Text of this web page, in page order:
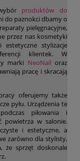
produktów do
do paznokci dbamy o
pielęgnacyjne,
przez nas kosmetyki
stylizacje
klientek. W
marki NeoNailoraz
pracę i skracają
oferujemy także
pyłu. Urządzenia te
piłowania i
powietrza w salonie.
i estetyczne, a
zarówno dla stylisty,
że sprzęt doskonale